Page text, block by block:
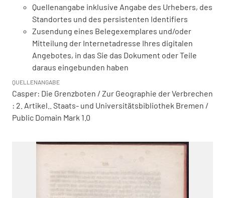
Quellenangabe inklusive Angabe des Urhebers, des
Standortes und des persistenten Identifiers
Zusendung eines Belegexemplares und/oder
Mitteilung der Internetadresse Ihres digitalen
Angebotes, in das Sie das Dokument oder Teile
daraus eingebunden haben
QUELLENANGABE
Casper: Die Grenzboten / Zur Geographie der Verbrechen
: 2. Artikel.. Staats- und Universitätsbibliothek Bremen /
Public Domain Mark 1.0